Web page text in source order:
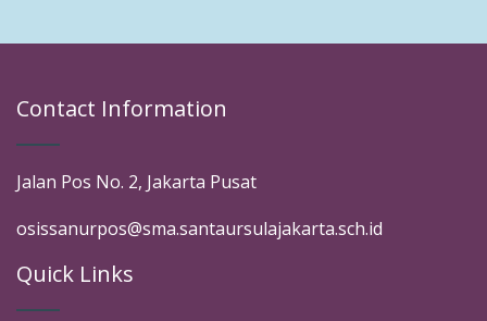
Contact Information
Jalan Pos No. 2, Jakarta Pusat
osissanurpos@sma.santaursulajakarta.sch.id
Quick Links